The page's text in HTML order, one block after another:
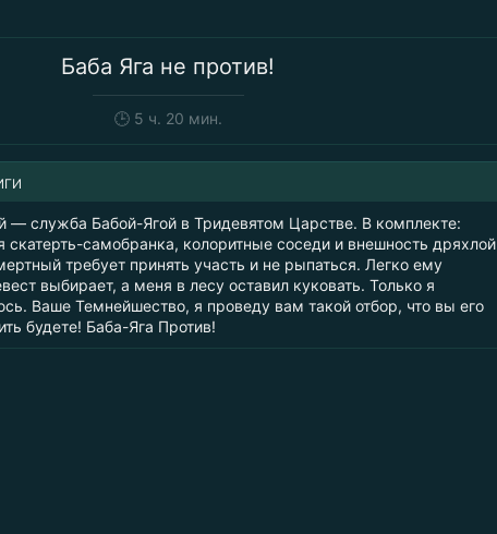
Баба Яга не против!
🕒5 ч. 20 мин.
— служба Бабой-Ягой в Тридевятом Царстве. В комплекте:
скатерть-самобранка, колоритные соседи и внешность дряхлой
требует принять участь и не рыпаться. Легко ему
выбирает, а меня в лесу оставил куковать. Только я
Ваше Темнейшество, я проведу вам такой отбор, что вы его
будете! Баба-Яга Против!